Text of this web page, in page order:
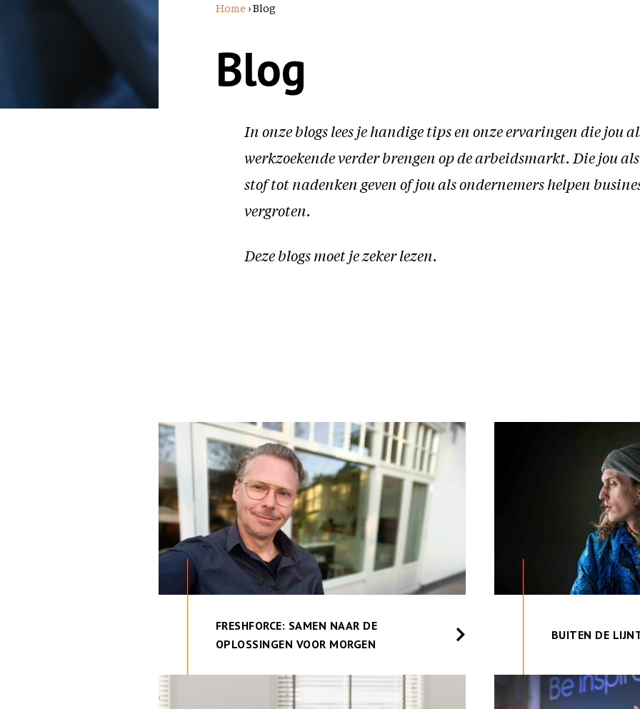
Home › Blog
Blog
In onze blogs lees je handige tips en onze ervaringen die jou
werkzoekende verder brengen op de arbeidsmarkt. Die jou
stof tot nadenken geven of jou als ondernemers helpen
vergroten.
Deze blogs moet je zeker lezen.
FRESHFORCE: SAMEN NAAR DE
OPLOSSINGEN VOOR MORGEN
BUITEN DE